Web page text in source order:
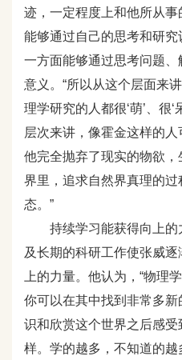
迹，一定程度上和他所从
能够通过自己的思考和研
一方面能够通过思考问题
意义。“所以从这个层面来
理学研究的人都很‘萌’、很
层次来讲，像霍金这样的人
他完全抛弃了现实的物欲
界里，追求自然界真理的
态。”
持续学习能获得向上的
及长期的科研工作使张威
上的力量。他认为，“物理
你可以在其中找到非常多
识和欣赏这个世界之后感
样。学的越多，不知道的